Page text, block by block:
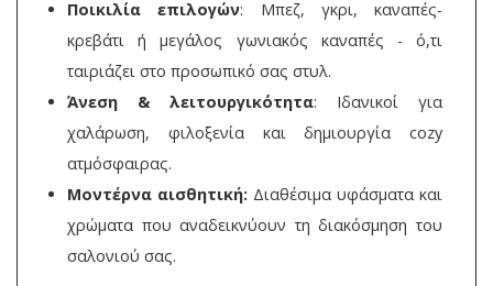
Ποικιλία επιλογών: Μπεζ, γκρι, καναπές-
κρεβάτι ή μεγάλος γωνιακός καναπές - ό,τι
ταιριάζει στο προσωπικό σας στυλ.
Άνεση & λειτουργικότητα: Ιδανικοί για
χαλάρωση, φιλοξενία και δημιουργία cozy
ατμόσφαιρας.
Μοντέρνα αισθητική: Διαθέσιμα υφάσματα και
χρώματα που αναδεικνύουν τη διακόσμηση του
σαλονιού σας.